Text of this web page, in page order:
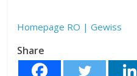
Homepage RO | Gewiss
Share